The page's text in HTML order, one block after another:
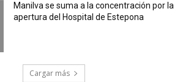
Manilva se suma a la concentración por la
apertura del Hospital de Estepona
Cargar más